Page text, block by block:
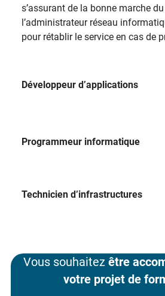
s’assurant de la bonne marche
l’administrateur réseau
pour rétablir le service en cas de
Développeur d’applications
Programmeur informatique
Technicien d’infrastructures
Vous souhaitez être
votre projet de